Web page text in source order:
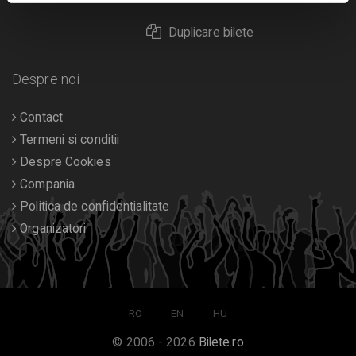
Duplicare bilete
Despre noi
Contact
Termeni si conditii
Despre Cookies
Compania
Politica de confidentialitate
Organizatori
RO EN HU
© 2006 - 2026 Bilete.ro